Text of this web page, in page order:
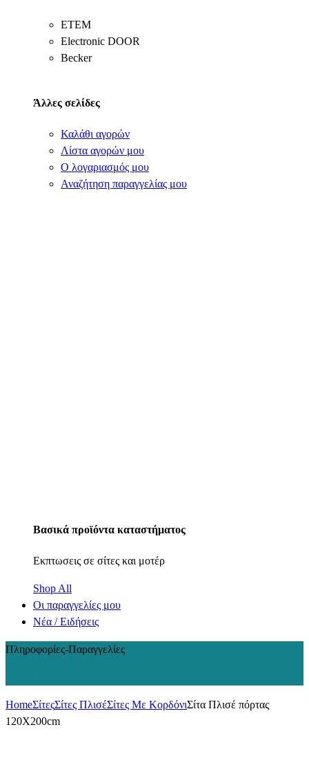
ΕΤΕΜ
Electronic DOOR
Becker
Άλλες σελίδες
Καλάθι αγορών
Λίστα αγορών μου
Ο λογαριασμός μου
Αναζήτηση παραγγελίας μου
Βασικά προϊόντα καταστήματος
Εκπτωσεις σε σίτες και μοτέρ
Shop All
Οι παραγγελίες μου
Νέα / Ειδήσεις
Πληροφορίες-Παραγγελίες
HomeΣίτεςΣίτες ΠλισέΣίτες Με ΚορδόνιΣίτα Πλισέ πόρτας
120Χ200cm